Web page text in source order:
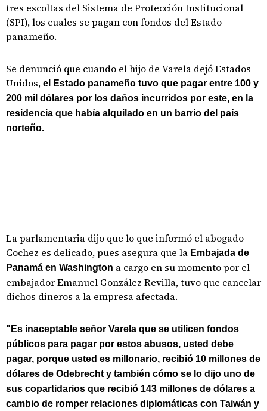
tres escoltas del Sistema de Protección Institucional
(SPI), los cuales se pagan con fondos del Estado
panameño.
Se denunció que cuando el hijo de Varela dejó Estados
Unidos, el Estado panameño tuvo que pagar entre 100 y
200 mil dólares por los daños incurridos por este, en la
residencia que había alquilado en un barrio del país
norteño.
La parlamentaria dijo que lo que informó el abogado
Cochez es delicado, pues asegura que la Embajada de
Panamá en Washington a cargo en su momento por el
embajador Emanuel González Revilla, tuvo que cancelar
dichos dineros a la empresa afectada.
"Es inaceptable señor Varela que se utilicen fondos
públicos para pagar por estos abusos, usted debe
pagar, porque usted es millonario, recibió 10 millones de
dólares de Odebrecht y también cómo se lo dijo uno de
sus copartidarios que recibió 143 millones de dólares a
cambio de romper relaciones diplomáticas con Taiwán y